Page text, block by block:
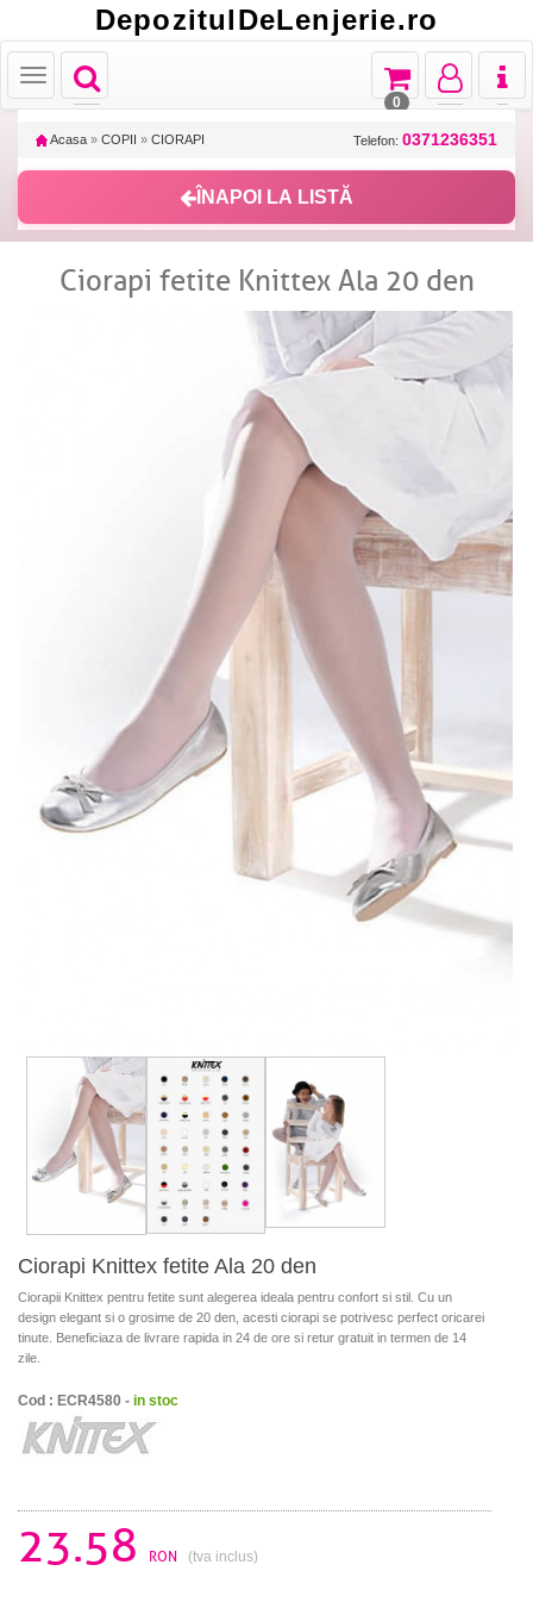
DepozitulDeLenjerie.ro
Toggle
navigation
Toggle
Toggle
navigation
Toggle
navigation
Toggle
navigation
0
Acasa » COPII » CIORAPI Telefon: 0371236351
ÎNAPOI LA LISTĂ
Ciorapi fetite Knittex Ala 20 den
Ciorapi Knittex fetite Ala 20 den
Ciorapii Knittex pentru fetite sunt alegerea ideala pentru confort si stil. Cu un
design elegant si o grosime de 20 den, acesti ciorapi se potrivesc perfect oricarei
tinute. Beneficiaza de livrare rapida in 24 de ore si retur gratuit in termen de 14
zile.
Cod : ECR4580 - in stoc
23.58 RON (tva inclus)